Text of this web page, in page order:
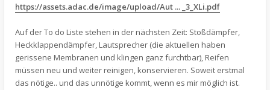
https://assets.adac.de/image/upload/Aut ... _3_XLi.pdf
Auf der To do Liste stehen in der nächsten Zeit: Stoßdämpfer,
Heckklappendämpfer, Lautsprecher (die aktuellen haben
gerissene Membranen und klingen ganz furchtbar), Reifen
müssen neu und weiter reinigen, konservieren. Soweit erstmal
das nötige.. und das unnötige kommt, wenn es mir möglich ist.